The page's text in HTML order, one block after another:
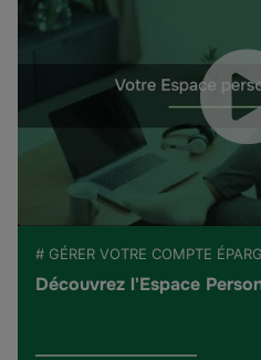
# GÉRER VOTRE COMPTE
Découvrez l'Espace